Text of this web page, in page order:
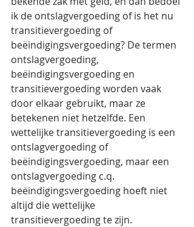
ik de ontslagvergoeding of is het nu
transitievergoeding of
beëindigingsvergoeding? De termen
ontslagvergoeding,
beëindigingsvergoeding en
transitievergoeding worden vaak
door elkaar gebruikt, maar ze
betekenen niet hetzelfde. Een
wettelijke transitievergoeding is een
ontslagvergoeding of
beëindigingsvergoeding, maar een
ontslagvergoeding c.q.
beëindigingsvergoeding hoeft niet
altijd die wettelijke
transitievergoeding te zijn.